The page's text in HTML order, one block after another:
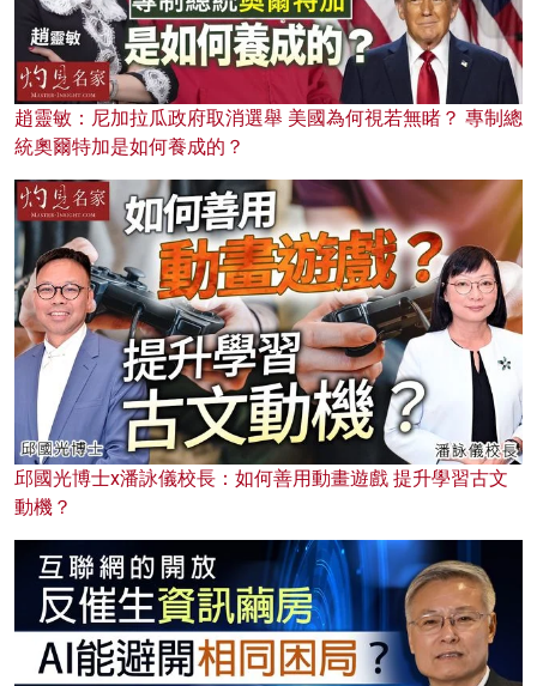
趙靈敏：尼加拉瓜政府取消選舉 美國為何視若無睹？ 專制總
統奧爾特加是如何養成的？
邱國光博士x潘詠儀校長：如何善用動畫遊戲 提升學習古文
動機？